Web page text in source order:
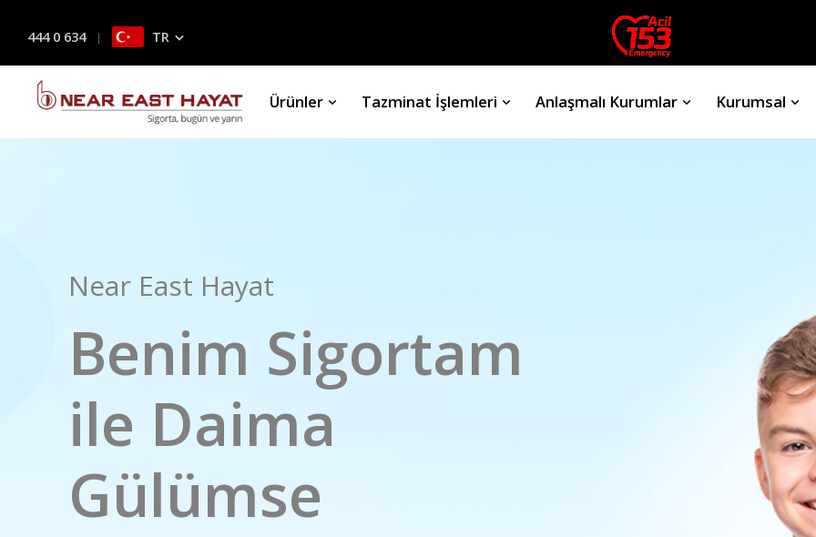
444 0 634 TR
Ürünler Tazminat İşlemleri Anlaşmalı Kurumlar Kurumsal
Near East Hayat
Benim Sigortam
ile Daima
Gülümse